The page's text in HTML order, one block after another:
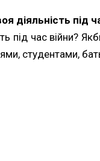
діяльність під
під час війни?
студентами,